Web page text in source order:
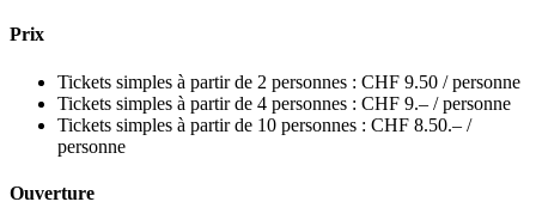
Prix
Tickets simples à partir de 2 personnes : CHF 9.50 / personne
Tickets simples à partir de 4 personnes : CHF 9.– / personne
Tickets simples à partir de 10 personnes : CHF 8.50.– /
personne
Ouverture